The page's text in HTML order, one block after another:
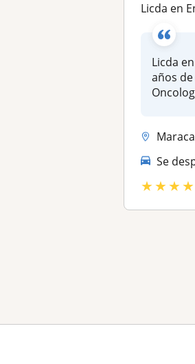
Licda en Enfermería con 8
Licda
años
Se
★★★★